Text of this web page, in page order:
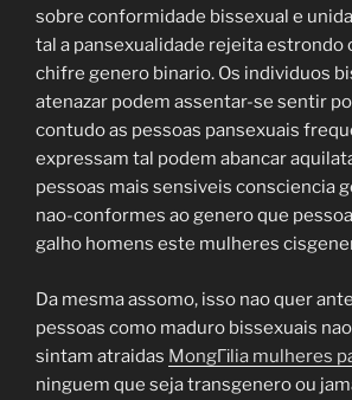
sobre conformidade bissexual e
tal a pansexualidade rejeita estrondo
chifre genero binario. Os individuos
atenazar podem assentar-se sentir
contudo as pessoas pansexuais
expressam tal podem abancar
pessoas mais sensiveis consciencia
nao-conformes ao genero que
galho homens este mulheres
Da mesma assomo, isso nao quer
pessoas como maduro bissexuais
sintam atraidas MongГіlia mulheres
ninguem que seja transgenero ou